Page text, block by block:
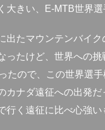
きい、E-MTB世界選
出たマウンテンバイ
ったけど、世界への
たので、この世界選
カナダ遠征への出発
く遠征に比べ心強い